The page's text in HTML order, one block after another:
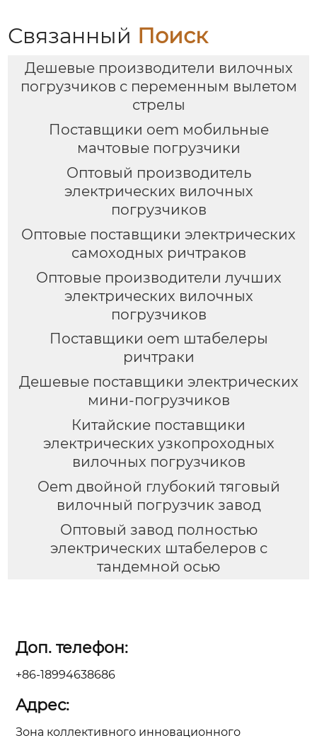
Связанный Поиск
Дешевые производители вилочных
погрузчиков с переменным вылетом
стрелы
Поставщики oem мобильные
мачтовые погрузчики
Оптовый производитель
электрических вилочных
погрузчиков
Оптовые поставщики электрических
самоходных ричтраков
Оптовые производители лучших
электрических вилочных
погрузчиков
Поставщики oem штабелеры
ричтраки
Дешевые поставщики электрических
мини-погрузчиков
Китайские поставщики
электрических узкопроходных
вилочных погрузчиков
Oem двойной глубокий тяговый
вилочный погрузчик завод
Оптовый завод полностью
электрических штабелеров с
тандемной осью
Доп. телефон:
+86-18994638686
Адрес:
Зона коллективного инновационного